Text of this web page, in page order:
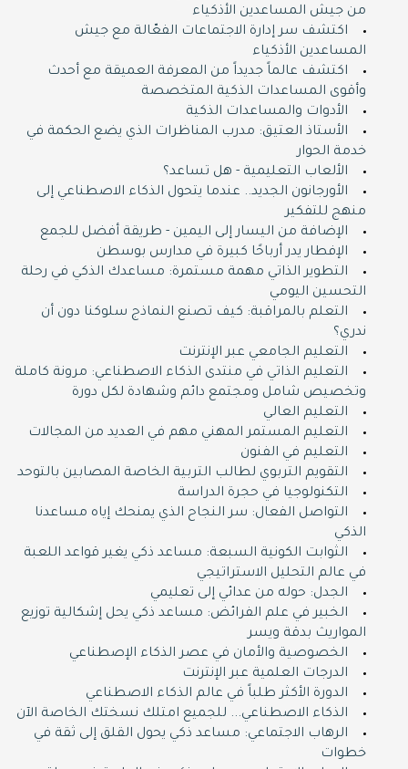
من جيش المساعدين الأذكياء
اكتشف سر إدارة الاجتماعات الفعّالة مع جيش
المساعدين الأذكياء
اكتشف عالماً جديداً من المعرفة العميقة مع أحدث
وأقوى المساعدات الذكية المتخصصة
الأدوات والمساعدات الذكية
الأستاذ العتيق: مدرب المناظرات الذي يضع الحكمة في
خدمة الحوار
الألعاب التعليمية - هل تساعد؟
الأورجانون الجديد.. عندما يتحول الذكاء الاصطناعي إلى
منهج للتفكير
الإضافة من اليسار إلى اليمين - طريقة أفضل للجمع
الإفطار يدر أرباحًا كبيرة في مدارس بوسطن
التطوير الذاتي مهمة مستمرة: مساعدك الذكي في رحلة
التحسين اليومي
التعلم بالمراقبة: كيف تصنع النماذج سلوكنا دون أن
ندري؟
التعليم الجامعي عبر الإنترنت
التعليم الذاتي في منتدى الذكاء الاصطناعي: مرونة كاملة
وتخصيص شامل ومجتمع دائم وشهادة لكل دورة
التعليم العالي
التعليم المستمر المهني مهم في العديد من المجالات
التعليم في الفنون
التقويم التربوي لطالب التربية الخاصة المصابين بالتوحد
التكنولوجيا في حجرة الدراسة
التواصل الفعال: سر النجاح الذي يمنحك إياه مساعدنا
الذكي
الثوابت الكونية السبعة: مساعد ذكي يغير قواعد اللعبة
في عالم التحليل الاستراتيجي
الجدل: حوله من عدائي إلى تعليمي
الخبير في علم الفرائض: مساعد ذكي يحل إشكالية توزيع
المواريث بدقة ويسر
الخصوصية والأمان في عصر الذكاء الإصطناعي
الدرجات العلمية عبر الإنترنت
الدورة اﻷكثر طلباً في عالم الذكاء الاصطناعي
الذكاء الاصطناعي... للجميع امتلك نسختك الخاصة اﻵن
الرهاب الاجتماعي: مساعد ذكي يحول القلق إلى ثقة في
خطوات